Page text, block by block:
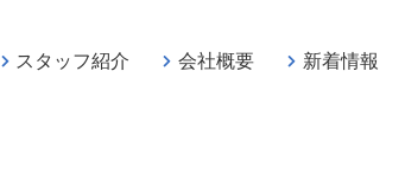
スタッフ紹介 会社概要 新着情報